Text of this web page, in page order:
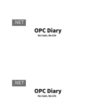
.NET
.NET